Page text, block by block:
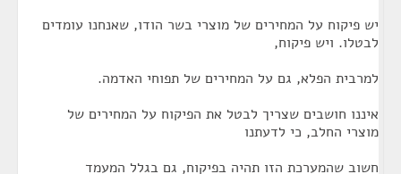
יש פיקוח על המחירים של מוצרי בשר הודו, שאנחנו עומדים
לבטלו. ויש פיקוח,
למרבית הפלא, גם על המחירים של תפוחי האדמה.
איננו חושבים שצריך לבטל את הפיקוח על המחירים של
מוצרי החלב, כי לדעתנו
חשוב שהמערכת הזו תהיה בפיקוח, גם בגלל המעמד